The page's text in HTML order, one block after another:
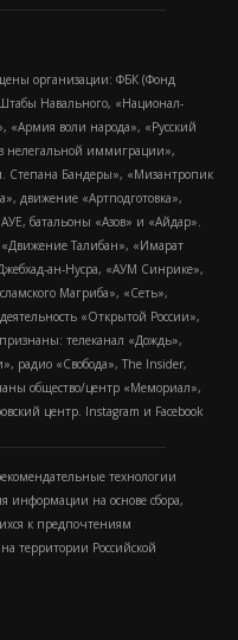
организации: ФБК (Фонд
Навального, «Национал-
«Армия воли народа», «Русский
нелегальной иммиграции»,
Степана Бандеры», «Мизантропик
движение «Артподготовка»,
батальоны «Азов» и «Айдар».
Талибан», «Имарат
ан-Нусра, «АУМ Синрике»,
Магриба», «Сеть»,
«Открытой России»,
телеканал «Дождь»,
радио «Свобода», The Insider,
общество/центр «Мемориал»,
центр. Instagram и Facebook
технологии
информации на основе сбора,
к предпочтениям
территории Российской